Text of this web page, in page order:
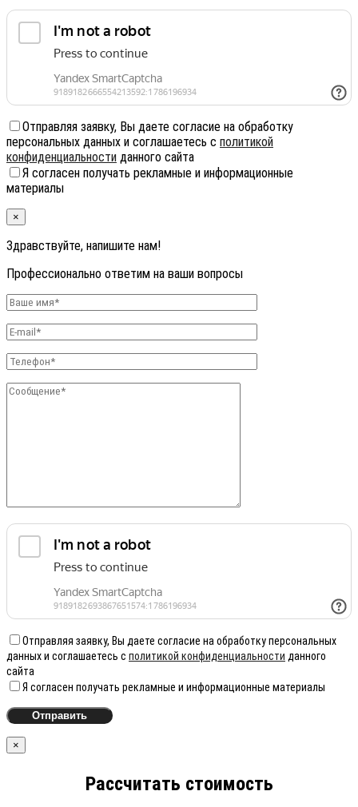
Отправляя заявку, Вы даете согласие на обработку
персональных данных и соглашаетесь с политикой
конфиденциальности данного сайта
Я согласен получать рекламные и информационные
материалы
×
Здравствуйте, напишите нам!
Профессионально ответим на ваши вопросы
Отправляя заявку, Вы даете согласие на обработку персональных
данных и соглашаетесь с политикой конфиденциальности данного
сайта
Я согласен получать рекламные и информационные материалы
×
Рассчитать стоимость